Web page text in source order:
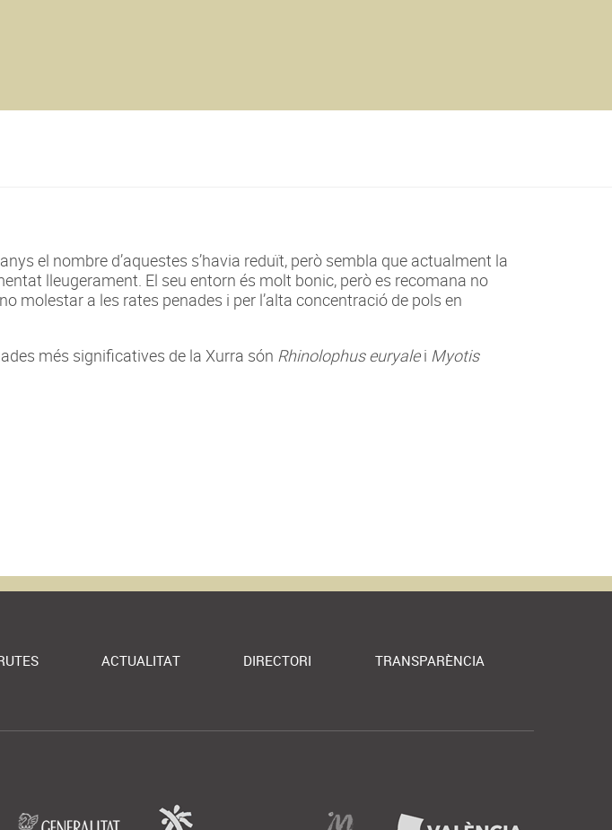
el nombre d’aquestes s’havia reduït, però sembla que actualment la
lleugerament. El seu entorn és molt bonic, però es recomana no
molestar a les rates penades i per l’alta concentració de pols en
més significatives de la Xurra són Rhinolophus euryalei Myotis
ACTUALITAT DIRECTORI TRANSPARÈNCIA